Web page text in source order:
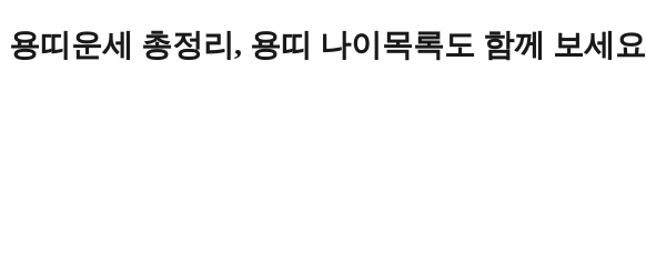
Skip
to
용띠운세 총정리, 용띠 나이목록도 함께 보세요